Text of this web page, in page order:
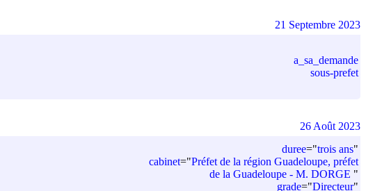
a_sa_demande
sous-prefet
21 Septembre 2023
duree="trois ans"
cabinet="Préfet de la région Guadeloupe, préfet
de la Guadeloupe - M. DORGE "
grade="Directeur"
26 Août 2023